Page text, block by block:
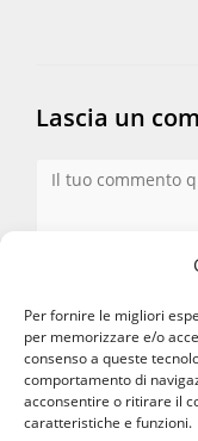
Per fornire le migliori
per memorizzare e/o
consenso a queste
comportamento di
acconsentire o ritirare il
caratteristiche e funzioni.
Lascia un
Commento
Inserisci
il
tuo